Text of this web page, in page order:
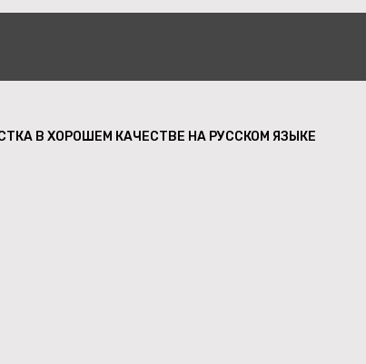
В ХОРОШЕМ КАЧЕСТВЕ НА РУССКОМ ЯЗЫКЕ